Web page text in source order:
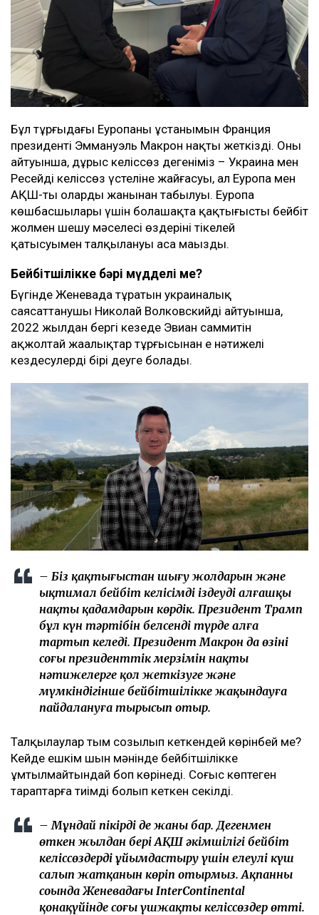
Бұл тұрғыдағы Еуропаның ұстанымын Франция
президенті Эммануэль Макрон нақты жеткізді. Оның
айтуынша, дұрыс келіссөз дегеніміз – Украина мен
Ресейдің келіссөз үстеліне жайғасуы, ал Еуропа мен
АҚШ-тың олардың жанынан табылуы. Еуропа
көшбасшылары үшін болашақта қақтығысты бейбіт
жолмен шешу мәселесі өздерінің тікелей
қатысуымен талқылануы аса маңызды.
Бейбітшілікке бәрі мүдделі ме?
Бүгінде Женевада тұратын украиналық
саясаттанушы Николай Волковскийдің айтуынша,
2022 жылдан бергі кезеңде Эвиан саммитін
ақжолтай жаңалықтар тұрғысынан ең нәтижелі
кездесулердің бірі деуге болады.
– Біз қақтығыстан шығу жолдарын және
ықтимал бейбіт келісімді іздеудің алғашқы
нақты қадамдарын көрдік. Президент Трамп
бұл күн тәртібін белсенді түрде алға
тартып келеді. Президент Макрон да өзінің
соңғы президенттік мерзімін нақты
нәтижелерге қол жеткізуге және
мүмкіндігінше бейбітшілікке жақындауға
пайдалануға тырысып отыр.
Талқылаулар тым созылып кеткендей көрінбей ме?
Кейде ешкім шын мәнінде бейбітшілікке
ұмтылмайтындай боп көрінеді. Соғыс көптеген
тараптарға тиімді болып кеткен секілді.
– Мұндай пікірдің де жаны бар. Дегенмен
өткен жылдан бері АҚШ әкімшілігі бейбіт
келіссөздерді ұйымдастыру үшін елеулі күш
салып жатқанын көріп отырмыз. Ақпанның
соңында Женевадағы InterContinental
қонақүйінде соңғы үшжақты келіссөздер өтті.